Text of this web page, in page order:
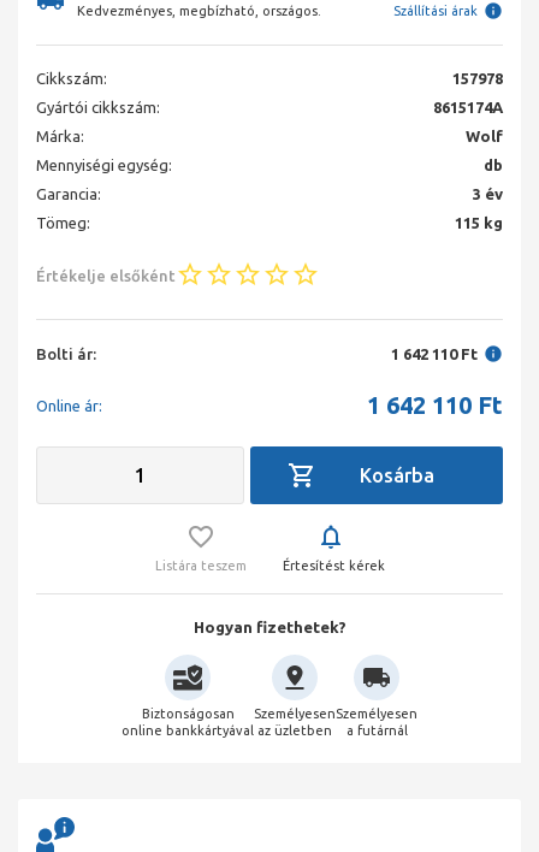
Kedvezményes, megbízható, országos. Szállítási árak
Cikkszám:
157978
Gyártói cikkszám:
8615174A
Márka:
Wolf
Mennyiségi egység:
db
Garancia:
3 év
Tömeg:
115 kg
Értékelje elsőként
Bolti ár: 1 642 110 Ft
Online ár: 1 642 110 Ft
Listára teszem Értesítést kérek
Hogyan fizethetek?
Biztonságosan
online bankkártyával
Személyesen
az üzletben
Személyesen
a futárnál